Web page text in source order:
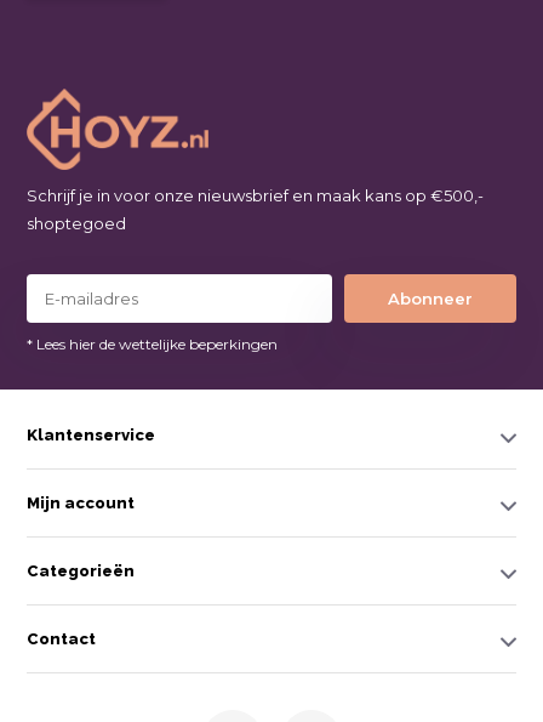
Schrijf je in voor onze nieuwsbrief en maak kans op €500,-
shoptegoed
Abonneer
* Lees hier de wettelijke beperkingen
Klantenservice
Mijn account
Categorieën
Contact